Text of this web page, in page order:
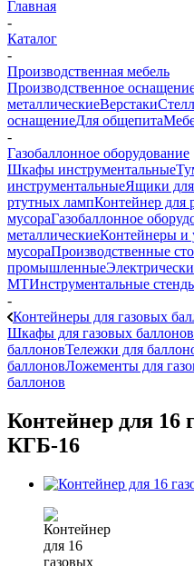
Главная
-
Каталог
-
Производственная мебель
Производственное
металлическиеВерстаки
оснащениеДля общепита
-
Газобаллонное оборудование
Шкафы инструментальные
инструментальныеЯщики
ртутных лампКонтейнер для
мусораГазобаллонное
металлическиеКонтейнеры и
мусораПроизводственные
промышленные
МТИнструментальные
-
Контейнеры для газовых
Шкафы для газовых баллонов
баллоновТележки для
баллоновЛожементы для
баллонов
Контейнер для 16
КГБ-16